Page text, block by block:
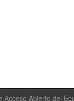
Abierto del